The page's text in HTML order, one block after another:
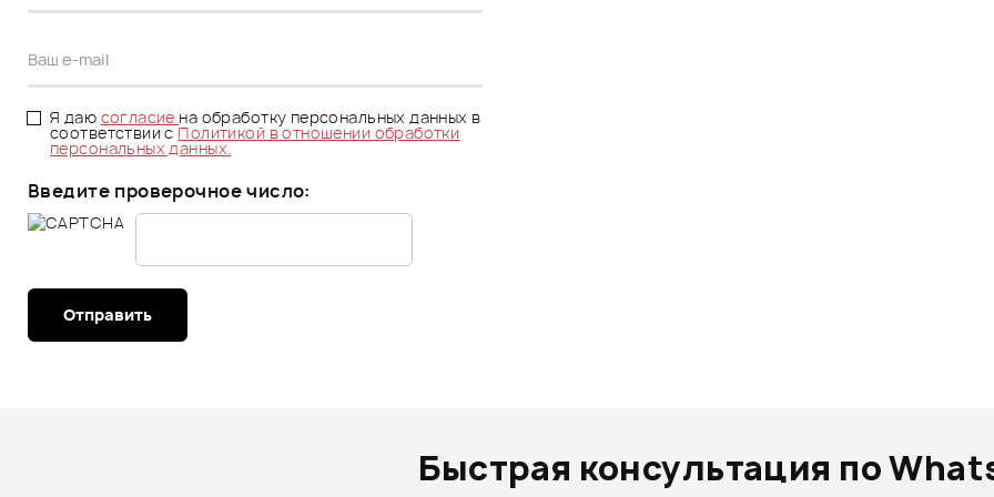
Я даю согласие на обработку персональных данных в
соответствии сПолитикой в отношении обработки
персональных данных.
Введите проверочное число:
Отправить
Быстрая консультация по